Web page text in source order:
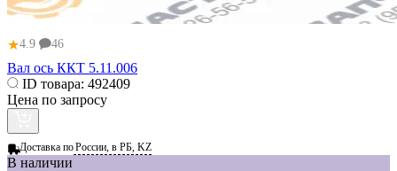
★4.9 46
Вал ось ККТ 5.11.006
ID товара: 492409
Цена по запросу
Доставка поРоссии, в РБ, KZ
В наличии